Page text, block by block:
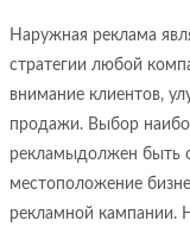
Наружная реклама
стратегии любой
внимание клиентов,
продажи. Выбор
рекламыдолжен быть
местоположение
рекламной кампании.